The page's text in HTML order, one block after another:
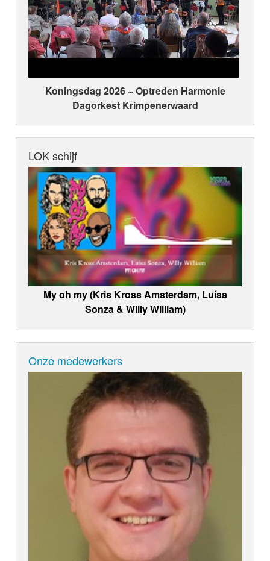
Koningsdag 2026 ~ Optreden Harmonie
Dagorkest Krimpenerwaard
LOK schijf
My oh my (Kris Kross Amsterdam, Luísa
Sonza & Willy William)
Onze medewerkers